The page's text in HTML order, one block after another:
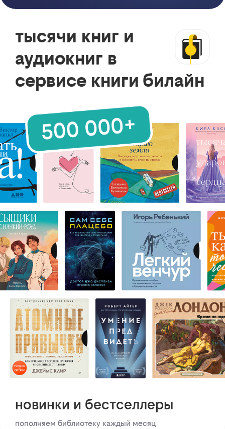
тысячи книг и
аудиокниг в
сервисе книги билайн
новинки и бестселлеры
пополняем библиотеку каждый месяц